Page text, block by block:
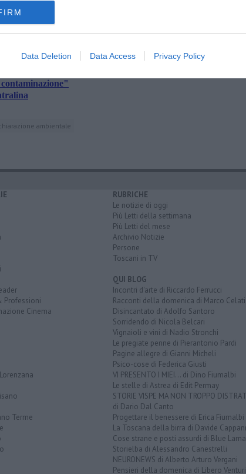
Data Deletion Data Access Privacy Policy
tua casella di posta.
ambientale
Professioni
Cinema
Terme
RUBRICHE
Le notizie di oggi
Più Letti della settimana
Più Letti del mese
Archivio Notizie
Persone
Toscani in TV
QUI BLOG
Incontri d'arte di Riccardo Ferrucci
Racconti della domenica di Marco Celati
Disincantato di Adolfo Santoro
Sorridendo di Nicola Belcari
Vignaioli e vini di Nadio Stronchi
Le pregiate penne di Pierantonio Pardi
Pagine allegre di Gianni Micheli
Psico-cose di Federica Giusti
VI PRESENTO I MIEI... di Dino Fiumalbi
Le stelle di Astrea di Edit Permay
STORIE VISPE MA NON TROPPO
di Dario Dal Canto
Progettare il benessere di Erica Fiumalbi
La Toscana della birra di Davide
Cose strane e posti assurdi di Blue Lama
Storielba di Alessandro Canestrelli
NEURONEWS di Alberto Arturo Vergani
Pensieri della domenica di Libero Venturi